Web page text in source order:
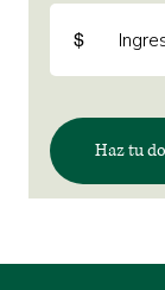
$
Haz tu